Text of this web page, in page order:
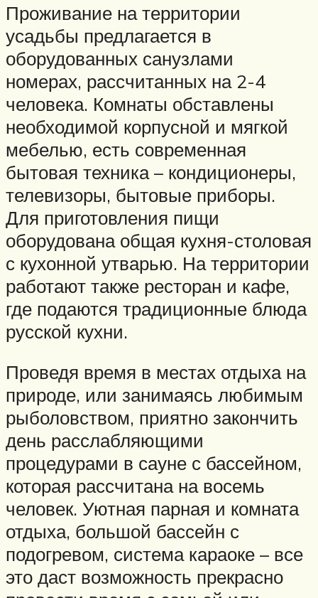
Проживание на территории
усадьбы предлагается в
оборудованных санузлами
номерах, рассчитанных на 2-4
человека. Комнаты обставлены
необходимой корпусной и мягкой
мебелью, есть современная
бытовая техника – кондиционеры,
телевизоры, бытовые приборы.
Для приготовления пищи
оборудована общая кухня-столовая
с кухонной утварью. На территории
работают также ресторан и кафе,
где подаются традиционные блюда
русской кухни.
Проведя время в местах отдыха на
природе, или занимаясь любимым
рыболовством, приятно закончить
день расслабляющими
процедурами в сауне с бассейном,
которая рассчитана на восемь
человек. Уютная парная и комната
отдыха, большой бассейн с
подогревом, система караоке – все
это даст возможность прекрасно